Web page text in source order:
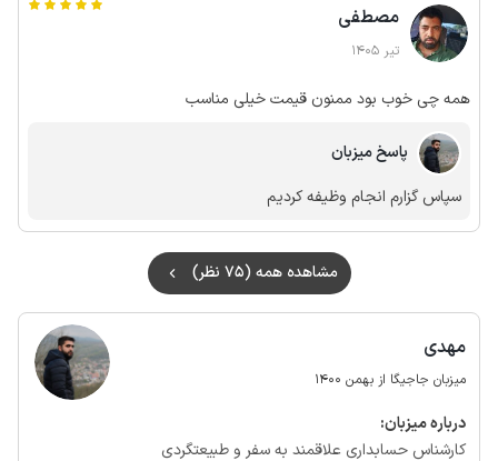
مصطفی
تیر 1405
همه چی خوب بود ممنون قیمت خیلی مناسب
پاسخ میزبان
سپاس گزارم انجام وظیفه کردیم
مشاهده همه (75 نظر)
مهدی
میزبان جاجیگا از بهمن 1400
درباره‌ میزبان:
کارشناس حسابداری علاقمند به سفر و طبیعتگردی